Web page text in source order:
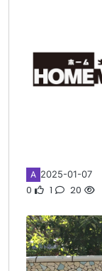
A 2025-01-07
0 1 20